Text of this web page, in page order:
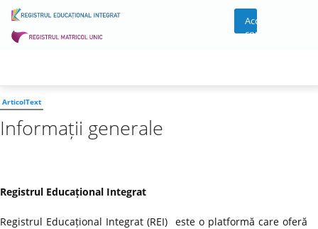
Acces
cont
ArticolText
Informații generale
Registrul Educațional Integrat
Registrul Educațional Integrat (REI) este o platformă care oferă